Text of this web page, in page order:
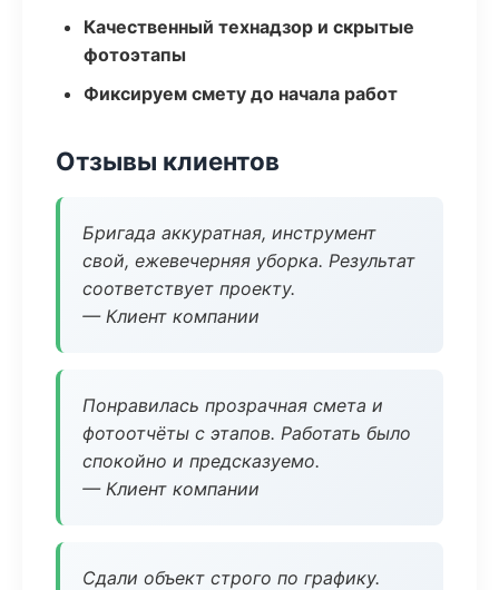
Качественный технадзор и скрытые
фотоэтапы
Фиксируем смету до начала работ
Отзывы клиентов
Бригада аккуратная, инструмент
свой, ежевечерняя уборка. Результат
соответствует проекту.
— Клиент компании
Понравилась прозрачная смета и
фотоотчёты с этапов. Работать было
спокойно и предсказуемо.
— Клиент компании
Сдали объект строго по графику.